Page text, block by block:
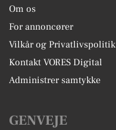
Om os
For annoncører
Vilkår og Privatlivspolitik
Kontakt VORES Digital
Administrer samtykke
GENVEJE